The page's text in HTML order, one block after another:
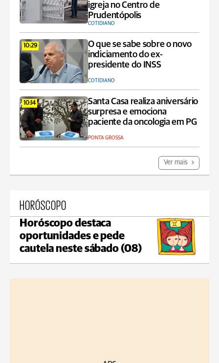
igreja no Centro de
Prudentópolis
COTIDIANO
10:29
O que se sabe sobre o novo
indiciamento do ex-
presidente do INSS
COTIDIANO
10:14
Santa Casa realiza aniversário
surpresa e emociona
paciente da oncologia em PG
PONTA GROSSA
Ver mais
HORÓSCOPO
Horóscopo destaca
oportunidades e pede
cautela neste sábado (08)